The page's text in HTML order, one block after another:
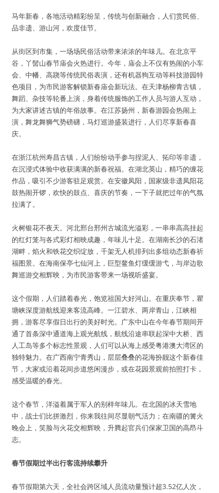
马年新春，各地活动精彩纷呈，传统与创新融合，人们赏民俗、
品非遗、游山河，欢度佳节。
从街区到市集，一场场民俗活动带来浓浓的年味儿。在北京平
谷，丫髻山春节庙会火热进行。今年，庙会上不仅有热闹的小车
会、中幡、高跷等传统民俗表演，还有机器狗互动等科技游园特
色项目，为市民游客解锁新春庙会新玩法。在天津杨柳青古镇，
舞蹈、杂技等轮番上演，身着传统服饰的工作人员与游人互动，
为大家讲述古镇的年俗故事。在江苏扬州，新春游园会热闹上
演，舞龙舞狮气势磅礴，马灯巡游盛装进行，人们尽享新春喜
庆。
在浙江杭州寿昌古镇，人们纷纷动手参与捏泥人、拓印等非遗，
在沉浸式体验中收获满满的新春祝福。在湖北英山，精巧的缠花
作品，吸引不少游客驻足观赏。在安徽凤阳，国家级非遗凤阳花
鼓热闹开锣，欢快的鼓点、喜庆的节奏，一下子就把过年的气氛
拉满了。
火树银花不夜天。河北邢台邢州古城流光溢彩，一串串高高挂起
的红灯笼与各式彩灯相映成趣，年味儿十足。在湖南长沙的石渚
湖畔，焰火和铁花交织绽放，千架无人机排列出多组动态新春祈
福图景。在海南保亭七仙河上，巨型鳌鱼灯缓缓游弋，与岸边歌
舞巡游交相辉映，为市民游客带来一场视听盛宴。
这个假期，人们踏着春光，饱览祖国大好河山。在重庆奉节，瞿
塘峡深度游航线迎来客流高峰。一江碧水、两岸青山，江峡相
拥，游客尽享假日出行的美好时光。广东中山在今年春节期间开
通了首条深中通道海上观光航线，航线沿途串联起深中大桥、西
人工岛等多个标志性景观，人们可以从海上感受粤港澳大湾区的
独特魅力。在广西南宁青秀山，层层叠叠的花海扮靓这个新春佳
节，大家或沿着花间步道悠闲漫步，或在花园景观前拍照打卡，
感受温暖的春光。
这个春节，洋溢着属于军人的别样年味儿。在北国的冰天雪地
中，战士们比拼激烈，你来我往间尽显朝气活力；在南疆的篝火
晚会上，笑脸与火花交相辉映，升腾起官兵们保家卫国的高昂斗
志。
春节假期过半出行客流持续攀升
春节假期第六天，全社会跨区域人员流动量预计超3.52亿人次，